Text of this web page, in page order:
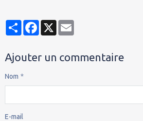
PartagerFacebook
X
Ajouter un commentaire
Nom
E-mail